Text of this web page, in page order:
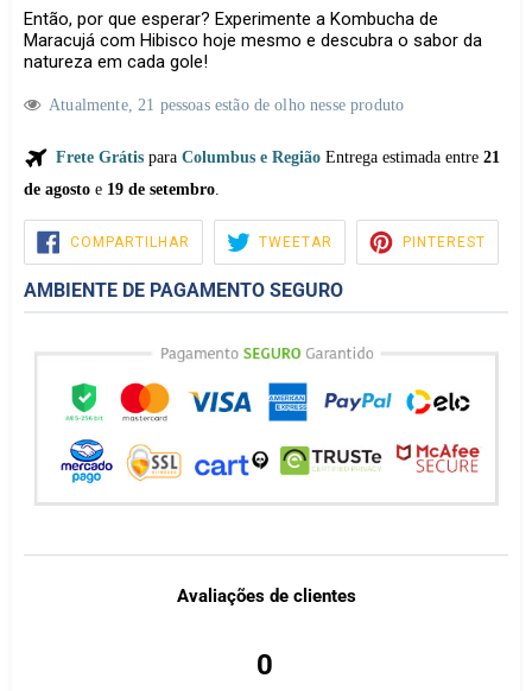
Então, por que esperar? Experimente a Kombucha de
Maracujá com Hibisco hoje mesmo e descubra o sabor da
natureza em cada gole!
Atualmente, 21 pessoas estão de olho nesse produto
Frete Grátis para Columbus e Região Entrega estimada entre 21
de agosto e 19 de setembro
COMPARTILHAR COMPARTILHAR
NO
FACEBOOK
TWEETAR TWEETARPINTERESTPIN
AMBIENTE DE PAGAMENTO SEGURO
Avaliações de clientes
0